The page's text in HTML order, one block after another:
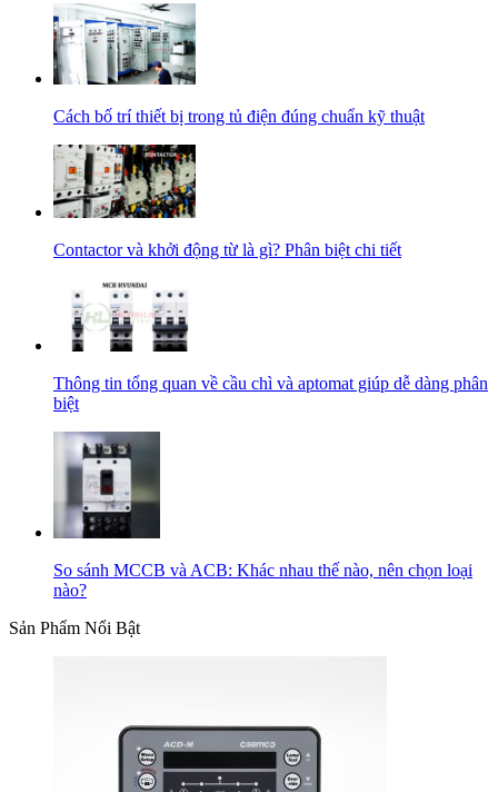
Cách bố trí thiết bị trong tủ điện đúng chuẩn kỹ thuật
Contactor và khởi động từ là gì? Phân biệt chi tiết
Thông tin tổng quan về cầu chì và aptomat giúp dễ dàng phân
biệt
So sánh MCCB và ACB: Khác nhau thế nào, nên chọn loại
nào?
Sản Phẩm Nổi Bật